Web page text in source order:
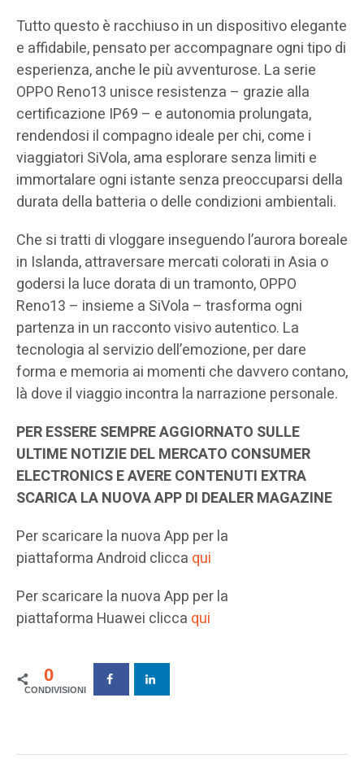
Tutto questo è racchiuso in un dispositivo elegante
e affidabile, pensato per accompagnare ogni tipo di
esperienza, anche le più avventurose. La serie
OPPO Reno13 unisce resistenza – grazie alla
certificazione IP69 – e autonomia prolungata,
rendendosi il compagno ideale per chi, come i
viaggiatori SiVola, ama esplorare senza limiti e
immortalare ogni istante senza preoccuparsi della
durata della batteria o delle condizioni ambientali.
Che si tratti di vloggare inseguendo l’aurora boreale
in Islanda, attraversare mercati colorati in Asia o
godersi la luce dorata di un tramonto, OPPO
Reno13 – insieme a SiVola – trasforma ogni
partenza in un racconto visivo autentico. La
tecnologia al servizio dell’emozione, per dare
forma e memoria ai momenti che davvero contano,
là dove il viaggio incontra la narrazione personale.
PER ESSERE SEMPRE AGGIORNATO SULLE
ULTIME NOTIZIE DEL MERCATO CONSUMER
ELECTRONICS E AVERE CONTENUTI EXTRA
SCARICA LA NUOVA APP DI DEALER MAGAZINE
Per scaricare la nuova App per la
piattaforma Android clicca qui
Per scaricare la nuova App per la
piattaforma Huawei clicca qui
0